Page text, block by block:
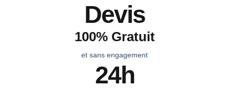
Devis
100% Gratuit
et sans engagement
24h